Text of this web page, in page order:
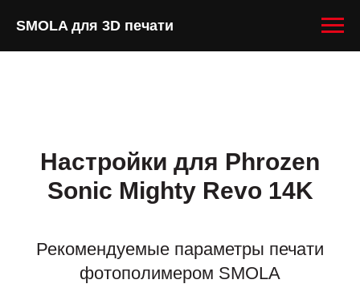
SMOLA для 3D печати
Настройки для Phrozen
Sonic Mighty Revo 14K
Рекомендуемые параметры печати
фотополимером SMOLA